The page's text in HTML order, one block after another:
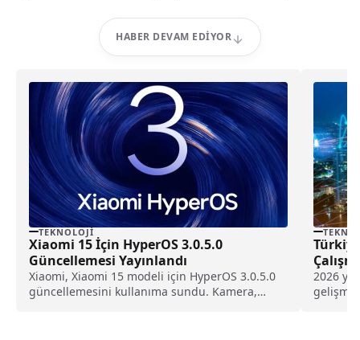
HABER DEVAM EDIYOR
TEKNOLOJI
Xiaomi 15 İçin HyperOS 3.0.5.0
Güncellemesi Yayınlandı
Xiaomi, Xiaomi 15 modeli için HyperOS 3.0.5.0
güncellemesini kullanıma sundu. Kamera,
2026